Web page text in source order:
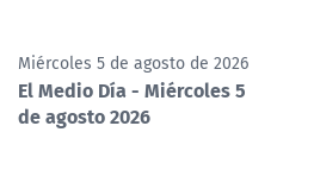
Miércoles 5 de agosto de 2026
El Medio Día - Miércoles 5
de agosto 2026